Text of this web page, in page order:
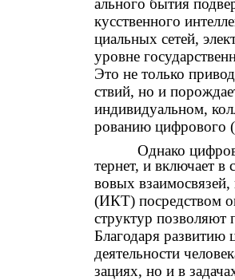
ального бытия
кусственного
циальных сетей,
уровне
Это не только
ствий, но и
индивидуальном,
рованию цифрового
Однако
тернет, и включает
вовых
(ИКТ) посредством
структур позволяют
Благодаря
деятельности
зациях, но и в